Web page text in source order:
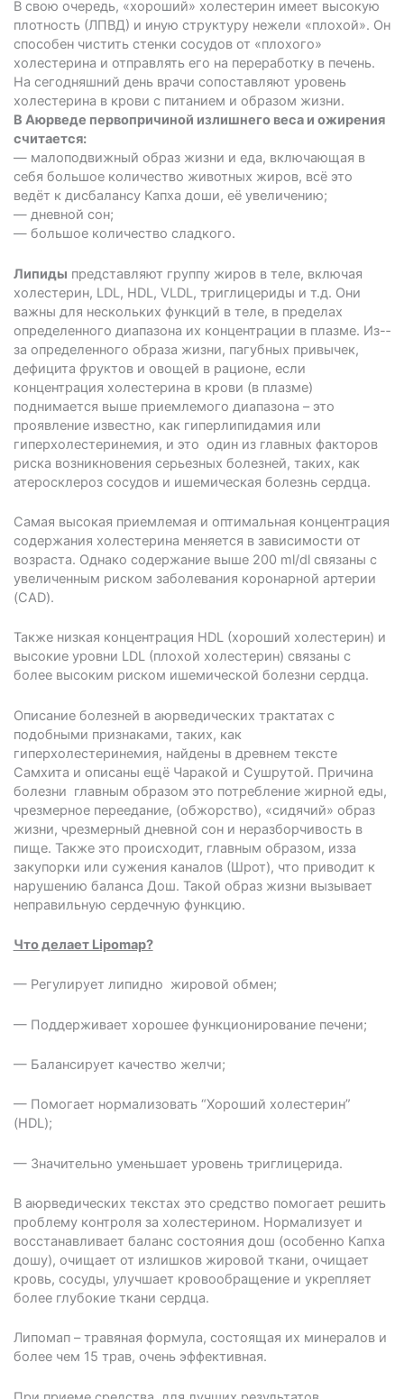
В свою очередь, «хороший» холестерин имеет высокую
плотность (ЛПВД) и иную структуру нежели «плохой». Он
способен чистить стенки сосудов от «плохого»
холестерина и отправлять его на переработку в печень.
На сегодняшний день врачи сопоставляют уровень
холестерина в крови с питанием и образом жизни.
В Аюрведе первопричиной излишнего веса и ожирения
считается:
— малоподвижный образ жизни и еда, включающая в
себя большое количество животных жиров, всё это
ведёт к дисбалансу Капха доши, её увеличению;
— дневной сон;
— большое количество сладкого.
Липиды представляют группу жиров в теле, включая
холестерин, LDL, HDL, VLDL, триглицериды и т.д. Они
важны для нескольких функций в теле, в пределах
определенного диапазона их концентрации в плазме. Из-­
за определенного образа жизни, пагубных привычек,
дефицита фруктов и овощей в рационе, если
концентрация холестерина в крови (в плазме)
поднимается выше приемлемого диапазона – это
проявление известно, как гиперлипидамия или
гиперхолестеринемия, и это ­ один из главных факторов
риска возникновения серьезных болезней, таких, как
атеросклероз сосудов и ишемическая болезнь сердца.
Самая высокая приемлемая и оптимальная концентрация
содержания холестерина меняется в зависимости от
возраста. Однако содержание выше 200 ml/dl связаны с
увеличенным риском заболевания коронарной артерии
(CAD).
Также низкая концентрация HDL (хороший холестерин) и
высокие уровни LDL (плохой холестерин) связаны с
более высоким риском ишемической болезни сердца.
Описание болезней в аюрведических трактатах с
подобными признаками, таких, как
гиперхолестеринемия, найдены в древнем тексте
Самхита и описаны ещё Чаракой и Сушрутой. Причина
болезни ­ главным образом это потребление жирной еды,
чрезмерное переедание, (обжорство), «сидячий» образ
жизни, чрезмерный дневной сон и неразборчивость в
пище. Также это происходит, главным образом, из­за
закупорки или сужения каналов (Шрот), что приводит к
нарушению баланса Дош. Такой образ жизни вызывает
неправильную сердечную функцию.
Что делает Lipomap?
— Регулирует липидно ­ жировой обмен;
— Поддерживает хорошее функционирование печени;
— Балансирует качество желчи;
— Помогает нормализовать “Хороший холестерин”
(HDL);
— Значительно уменьшает уровень триглицерида.
В аюрведических текстах это средство помогает решить
проблему контроля за холестерином. Нормализует и
восстанавливает баланс состояния дош (особенно Капха
дошу), очищает от излишков жировой ткани, очищает
кровь, сосуды, улучшает кровообращение и укрепляет
более глубокие ткани сердца.
Липомап – травяная формула, состоящая их минералов и
более чем 15 трав, очень эффективная.